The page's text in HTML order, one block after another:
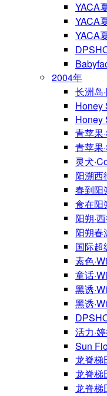
YACA
YACA
YACA
2004年
长洲岛
Honey
Honey
青苹果
青苹果
灵犬
阳溯西
春到阳
食在阳
阳朔·
阳朔春
国际超
素色
童话
黑诱
黑诱
活力·
Sun
龙脊梯
龙脊梯
龙脊梯